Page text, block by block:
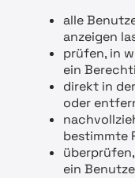
alle
anzeigen
prüfen, in
ein
direkt in
oder
bestimmte
ein